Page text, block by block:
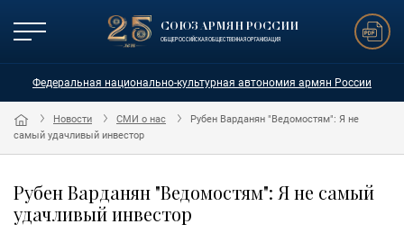
СОЮЗ АРМЯН РОССИИ
ОБЩЕРОССИЙСКАЯ ОБЩЕСТВЕННАЯ ОРГАНИЗАЦИЯ
Федеральная национально-культурная автономия армян России
Новости СМИ о нас
Рубен Варданян "Ведомостям": Я не
самый удачливый инвестор
Рубен Варданян "Ведомостям": Я не самый
удачливый инвестор